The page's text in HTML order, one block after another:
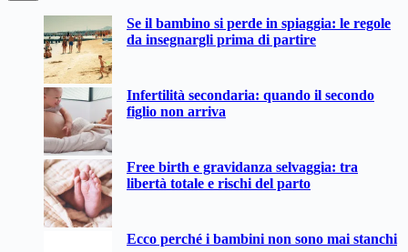
Se il bambino si perde in spiaggia: le regole
da insegnargli prima di partire
Infertilità secondaria: quando il secondo
figlio non arriva
Free birth e gravidanza selvaggia: tra
libertà totale e rischi del parto
Ecco perché i bambini non sono mai stanchi